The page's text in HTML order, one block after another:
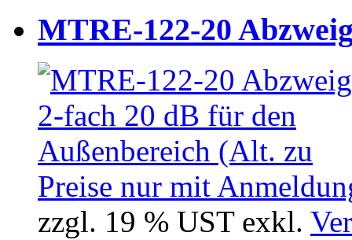
MTRE-122-20
Preise nur mit
zzgl. 19 % UST exkl.